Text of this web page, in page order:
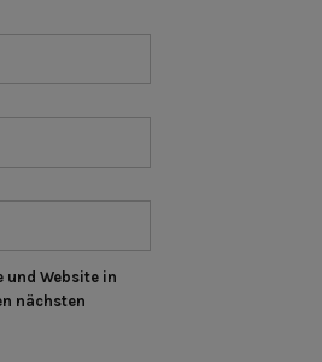
und Website in
nächsten